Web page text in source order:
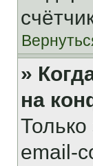
»
на
Только
email-